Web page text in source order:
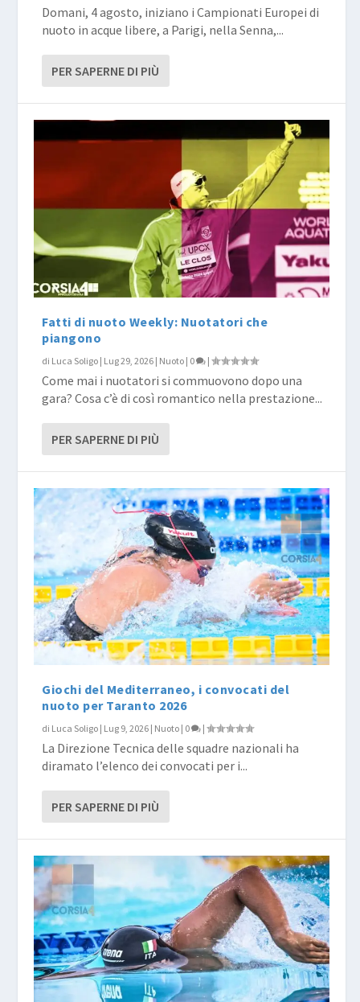
Domani, 4 agosto, iniziano i Campionati Europei di
nuoto in acque libere, a Parigi, nella Senna,...
PER SAPERNE DI PIÙ
Fatti di nuoto Weekly: Nuotatori che
piangono
di Luca Soligo | Lug 29, 2026 | Nuoto | 0 |
Come mai i nuotatori si commuovono dopo una
gara? Cosa c’è di così romantico nella prestazione...
PER SAPERNE DI PIÙ
Giochi del Mediterraneo, i convocati del
nuoto per Taranto 2026
di Luca Soligo | Lug 9, 2026 | Nuoto | 0 |
La Direzione Tecnica delle squadre nazionali ha
diramato l’elenco dei convocati per i...
PER SAPERNE DI PIÙ